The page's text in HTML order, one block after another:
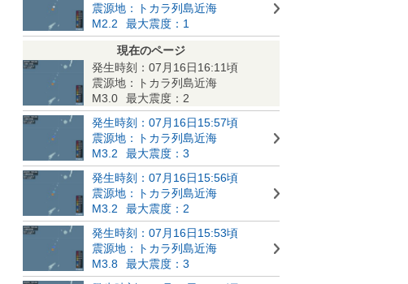
震源地：トカラ列島近海
M2.2
最大震度：1
現在のページ
発生時刻：07月16日16:11頃
震源地：トカラ列島近海
M3.0
最大震度：2
発生時刻：07月16日15:57頃
震源地：トカラ列島近海
M3.2
最大震度：3
発生時刻：07月16日15:56頃
震源地：トカラ列島近海
M3.2
最大震度：2
発生時刻：07月16日15:53頃
震源地：トカラ列島近海
M3.8
最大震度：3